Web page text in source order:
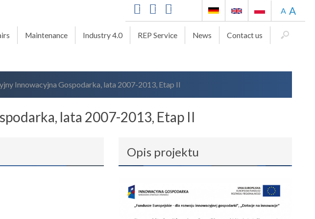
A A
Maintenance Industry 4.0 REP Service News Contact us
Innowacyjna Gospodarka, lata 2007-2013, Etap II
lata 2007-2013, Etap II
Opis projektu